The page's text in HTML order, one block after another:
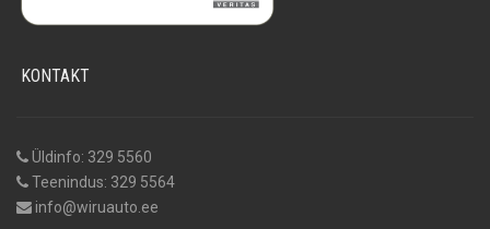
KONTAKT
Üldinfo: 329 5560
Teenindus: 329 5564
info@wiruauto.ee